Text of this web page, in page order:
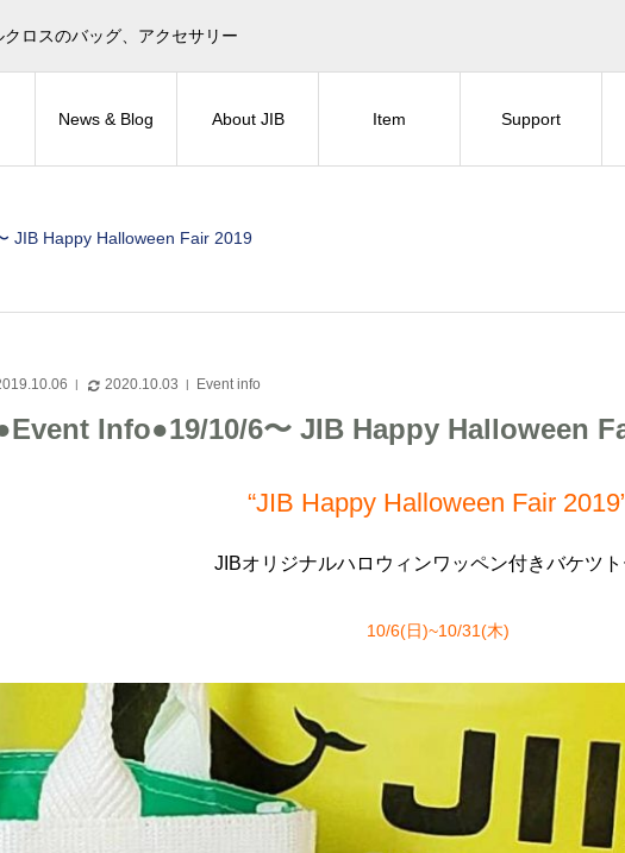
ロスのバッグ、アクセサリー
News & Blog About JIB Item Support
JIB Happy Halloween Fair 2019
2020.10.03 Event info
Info●19/10/6〜 JIB Happy Halloween
“JIB Happy Halloween Fair
JIBオリジナルハロウィンワッペン付きバケツト
10/6(日)~10/31(木)